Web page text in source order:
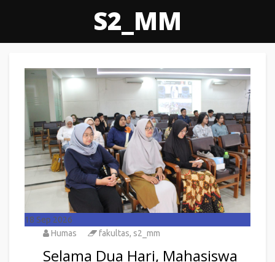
S2_MM
18 Sep 2026
Humas
fakultas, s2_mm
Selama Dua Hari, Mahasiswa